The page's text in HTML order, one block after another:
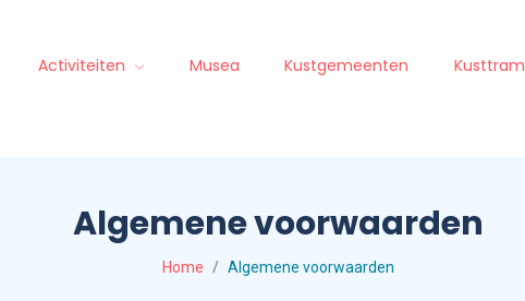
Activiteiten Musea Kustgemeenten Kusttram
Algemene voorwaarden
Home Algemene voorwaarden